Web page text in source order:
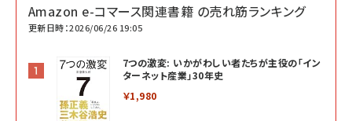
Amazon e-コマース関連書籍 の売れ筋ランキング
更新日時：2026/06/26 19:05
7つの激変: いかがわしい者たちが主役の「イン
ターネット産業」30年史
￥1,980